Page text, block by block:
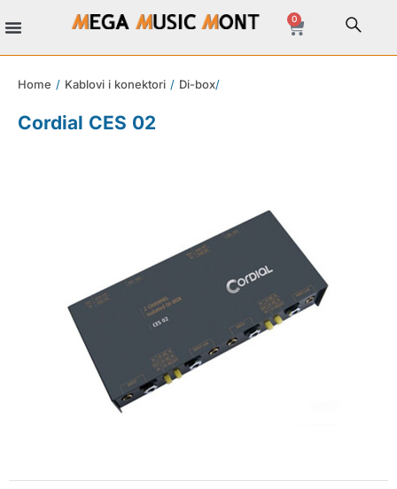
0
Home / Kablovi i konektori / Di-box/
Cordial CES 02